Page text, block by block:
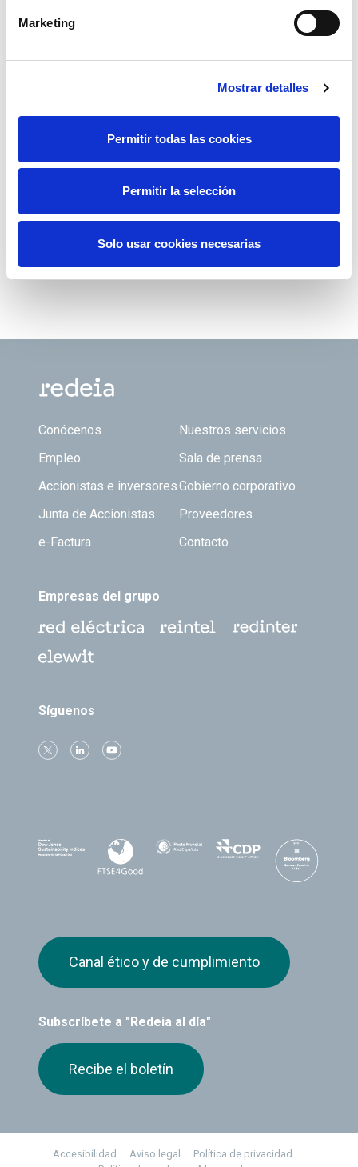
Marketing
Mostrar detalles
Permitir todas las cookies
Permitir la selección
Solo usar cookies necesarias
Cristina Gutiérrez-Cortines, Teresa Riera, Maria Badia
i Cutchet y Francisco Sosa Wagner.
Footer TOP
Conócenos
Nuestros servicios
Empleo
Sala de prensa
Accionistas e inversoresGobierno corporativo
Junta de Accionistas
Proveedores
e-Factura
Contacto
Empresas del grupo
Síguenos
Subscríbete a "Redeia al día"
Recibe el boletín
Canal ético y de cumplimiento
Footer
Accesibilidad Aviso legal
Política de privacidad